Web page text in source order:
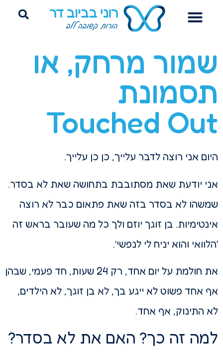
שמור מרחק, או
תסמונת
Touched Out
היום אני רוצה לדבר עלייך, כן כן עלייך.
אני יודעת שאת מסתובבת בתחושה שאת לא בסדר.
שמשהו לא בסדר בזה שאת פתאום כבר לא רוצה
אינטימיות. בן זוגך יוזם ולך כל מה שעובר בראש זה
‘הלוואי והוא יניח לי לנפשי’.
את חולמת על יום אחד, רק 24 שעות, חד פעמי, שבהן
אף אחד פשוט לא ייגע בך, לא בן זוגך, לא הילדים,
לא התינוק, אף אחד.
למה זה כך? האם את לא בסדר?